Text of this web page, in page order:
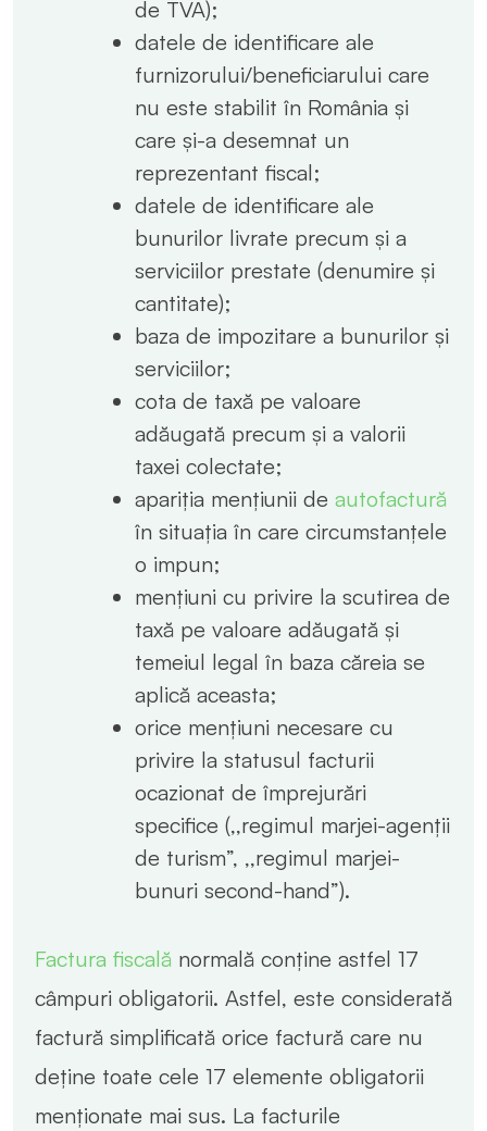
de TVA);
datele de identificare ale
furnizorului/beneficiarului care
nu este stabilit în România și
care și-a desemnat un
reprezentant fiscal;
datele de identificare ale
bunurilor livrate precum și a
serviciilor prestate (denumire și
cantitate);
baza de impozitare a bunurilor și
serviciilor;
cota de taxă pe valoare
adăugată precum și a valorii
taxei colectate;
apariția mențiunii de autofactură
în situația în care circumstanțele
o impun;
mențiuni cu privire la scutirea de
taxă pe valoare adăugată și
temeiul legal în baza căreia se
aplică aceasta;
orice mențiuni necesare cu
privire la statusul facturii
ocazionat de împrejurări
specifice (,,regimul marjei-agenții
de turism”, ,,regimul marjei-
bunuri second-hand”).
Factura fiscală normală conține astfel 17
câmpuri obligatorii. Astfel, este considerată
factură simplificată orice factură care nu
deține toate cele 17 elemente obligatorii
menționate mai sus. La facturile